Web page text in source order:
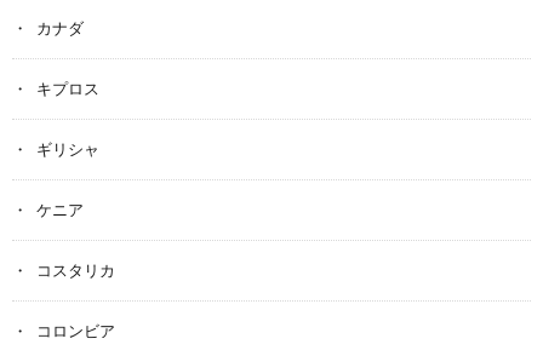
カナダ
キプロス
ギリシャ
ケニア
コスタリカ
コロンビア